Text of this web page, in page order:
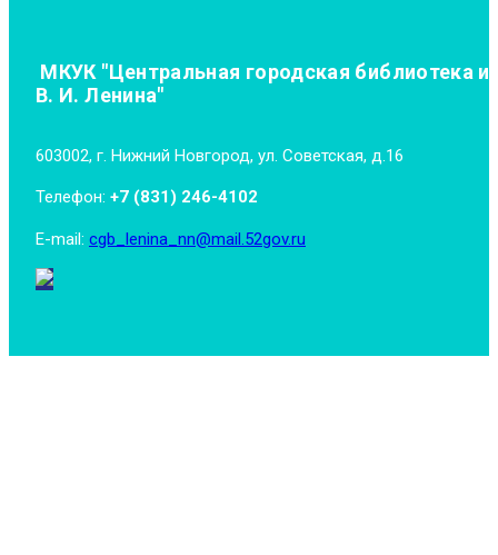
МКУК "Центральная городская библиотека
В. И. Ленина"
603002, г. Нижний Новгород, ул. Советская, д.16
Телефон: +7 (831) 246-4102
E-mail: cgb_lenina_nn@mail.52gov.ru